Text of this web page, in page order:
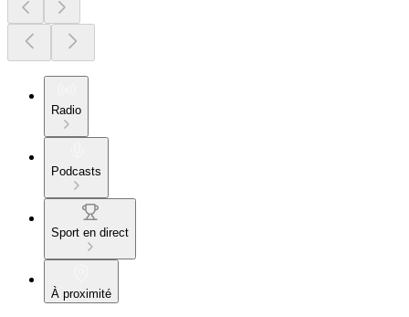
Radio
Podcasts
Sport en direct
À proximité